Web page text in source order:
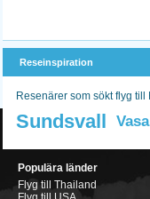
Reseinspiration
Resenärer som sökt flyg
Sundsvall Vasa
Populära länder
Flyg till Thailand